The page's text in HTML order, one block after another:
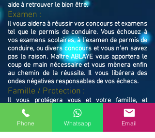
aide à retrouver le bien être.
Examen :
Il vous aidera à réussir vos concours et examens
tel que le permis de conduire. Vous échouez à
vos examens scolaires, à l’examen de permis de
conduire, ou divers concours et vous n’en savez
pas la raison. Maître ABLAYE vous apportera le
coup de main nécessaire et vous mènera enfin
au chemin de la réussite. Il vous libérera des
ondes négatives responsables de vos échecs.
Famille / Protection :
Il vous protégera vous et votre famille, et
resserrera vos liens en cas de rupture familiale.
Ne restez pas avec vos souffrances, consultez le
Maître ABLAYE marabout médium à Colmar
(68000), il vous trouvera la solution et vous
Phone Whatsapp Email